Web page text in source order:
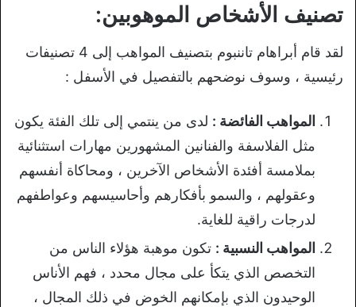
تصنيف الأشخاص الموهوبين:
لقد قام أبراهام تاننبوم بتصنيف المواهب إلى 4 تصنيفات
رئيسية ، وسوف نوضحهم بالتفصيل في الأسفل :
المواهب الفائضة : لدى من ينتمي إلى تلك الفئة يكون
مثل الفلاسفة والفنانين المشهورين مهارات استثنائية
بملامسة أفئدة الأشخاص الآخرين ، ومحاكاة أنفسهم
وعقولهم ، والسمو بأفكارهم وأحاسيسهم وعواطفهم
لدرجات راقية للغاية.
المواهب النسبية : تكون موهبة هؤلاء الناس من
التخصص الذي يتكأ على مجال محدد ، فهم الأناس
الوحيدون الذي بإمكانهم الخوض في ذلك المجال ،